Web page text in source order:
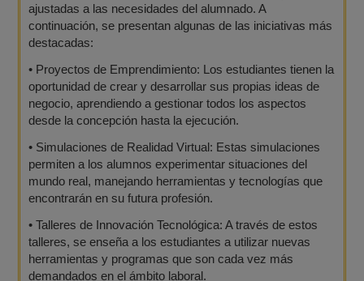
ajustadas a las necesidades del alumnado. A
continuación, se presentan algunas de las iniciativas más
destacadas:
• Proyectos de Emprendimiento: Los estudiantes tienen la
oportunidad de crear y desarrollar sus propias ideas de
negocio, aprendiendo a gestionar todos los aspectos
desde la concepción hasta la ejecución.
• Simulaciones de Realidad Virtual: Estas simulaciones
permiten a los alumnos experimentar situaciones del
mundo real, manejando herramientas y tecnologías que
encontrarán en su futura profesión.
• Talleres de Innovación Tecnológica: A través de estos
talleres, se enseña a los estudiantes a utilizar nuevas
herramientas y programas que son cada vez más
demandados en el ámbito laboral.